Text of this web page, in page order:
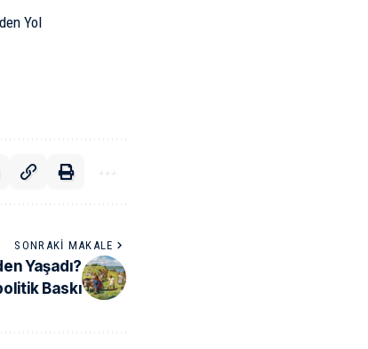
Yol
SONRAKI MAKALE
Yaşadı?
Baskı